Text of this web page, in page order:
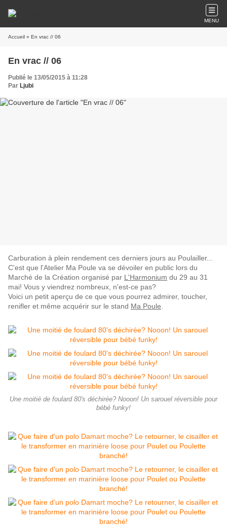
MENU
Accueil » En vrac // 06
En vrac // 06
Publié le 13/05/2015 à 11:28
Par Ljubi
Carburation à plein rendement ces derniers jours au Poulailler...
C'est que l'Atelier Ma Poule va se dévoiler en public lors du
Marché de la Création organisé par L'Harmonium du 29 au 31
mai! Vous y viendrez nombreux, n'est-ce pas?
Voici un petit aperçu de ce que vous pourrez admirer, toucher,
renifler et même acquérir sur le stand Ma Poule
Une moitié de foulard 80's déchirée? Nooon! Un sarouel réversible pour
bébé funky!